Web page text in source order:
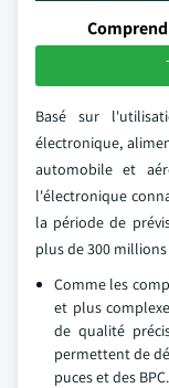
Basé sur
électronique,
automobile et
l'électronique
la période de
plus de 300
Comme les
et plus
de qualité
permettent de
puces et des BPC.